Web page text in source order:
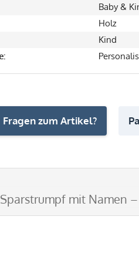
Baby &
Holz
Kind
Fragen zum Artikel?
mit Namen